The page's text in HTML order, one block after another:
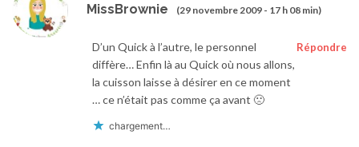
MissBrownie (29 novembre 2009 - 17 h 08 min)
Répondre
D’un Quick à l’autre, le personnel
diffère… Enfin là au Quick où nous allons,
la cuisson laisse à désirer en ce moment
… ce n’était pas comme ça avant 🙁
chargement…